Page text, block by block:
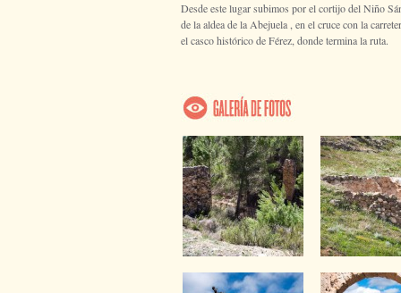
Desde este lugar subimos por el cortijo del Niño
de la aldea de la Abejuela , en el cruce con la
el casco histórico de Férez, donde termina la ruta.